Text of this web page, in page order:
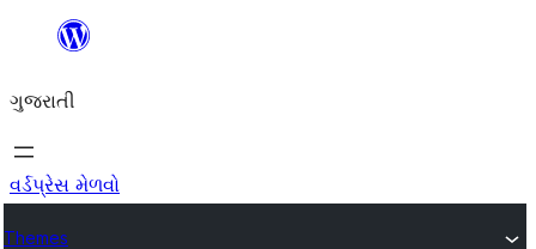
કંટેન્ટ(લખાણ)
જાઓ
ગુજરાતી
વર્ડપ્રેસ મેળવો
Themes